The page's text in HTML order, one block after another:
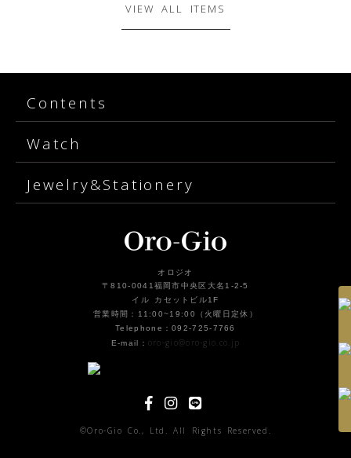
VIEW ALL ITEMS
Contents
Watch
Jewelry&Stationery
オロジオ
〒810-0041福岡市中央区大名1-2-5
イル カセットビル1F
営業時間：11:00~19:00（火曜日定休）
Telephone：092-725-7766
E-mail： oro-gio@oro-gio.co.jp
©Oro-Gio Co., Ltd. All Rights Reserved.